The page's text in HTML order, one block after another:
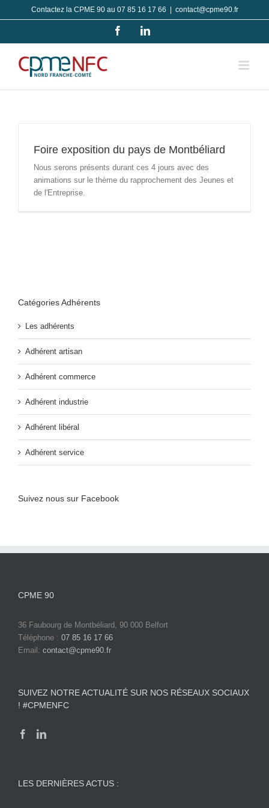
au
Contactez la CPME 90 au 07 85 16 17 66 contact@cpme90.fr
FacebookLinkedIn
Foire exposition du pays de Montbéliard
Nous serons présents durant ces 4 jours avec des
animations sur le thème du rapprochement des Jeunes et
de l'Entreprise.
Catégories Adhérents
Les adhérents
Adhérent artisan
Adhérent commerce
Adhérent industrie
Adhérent libéral
Adhérent service
Suivez nous sur Facebook
CPME 90
36 Faubourg de Montbéliard, 90 000 Belfort
Téléphone : 07 85 16 17 66
Email: contact@cpme90.fr
SUIVEZ NOTRE ACTUALITÉ SUR NOS RÉSEAUX SOCIAUX
! #CPMENFC
LES DERNIÈRES ACTUS :